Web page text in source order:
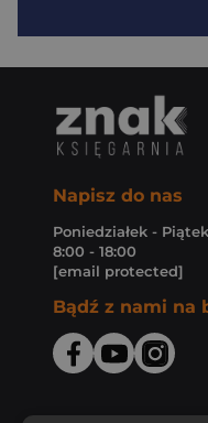
Napisz do nas
Poniedziałek - Piątek
8:00 - 18:00
[email protected]
Bądź z nami na